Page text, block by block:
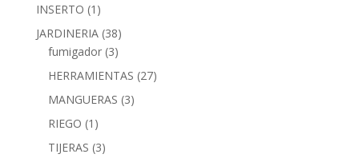
INSERTO (1)
JARDINERIA (38)
fumigador (3)
HERRAMIENTAS (27)
MANGUERAS (3)
RIEGO (1)
TIJERAS (3)